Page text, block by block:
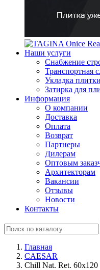
Наши услуги
Снабжение
Транспортная
Укладка плитки
Затирка для
Информация
О компании
Доставка
Оплата
Возврат
Партнеры
Дилерам
Оптовым
Архитекторам
Вакансии
Отзывы
Новости
Контакты
Главная
CAESAR
Chill Nat. Ret. 60x120